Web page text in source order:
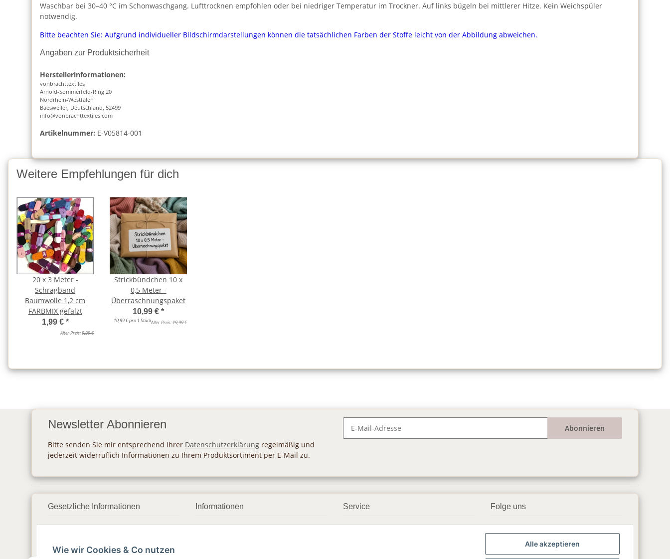
Waschbar bei 30–40 °C im Schonwaschgang. Lufttrocknen empfohlen oder bei niedriger Temperatur im Trockner. Auf links bügeln bei mittlerer Hitze. Kein Weichspüler
notwendig.
Bitte beachten Sie: Aufgrund individueller Bildschirmdarstellungen können die tatsächlichen Farben der Stoffe leicht von der Abbildung abweichen.
Angaben zur Produktsicherheit
Herstellerinformationen:
vonbrachttextiles
Arnold-Sommerfeld-Ring 20
Nordrhein-Westfalen
Baesweiler, Deutschland, 52499
info@vonbrachttextiles.com
Artikelnummer: E-V05814-001
Weitere Empfehlungen für dich
20 x 3 Meter -
Schrägband
Baumwolle 1,2 cm
FARBMIX gefalzt
1,99 € *
Alter Preis:9,99 €
Strickbündchen 10 x
0,5 Meter -
Überraschnungspaket
10,99 €*
10,99 € pro 1 StückAlter Preis:19,99 €
Newsletter Abonnieren
Bitte senden Sie mir entsprechend Ihrer Datenschutzerklärung regelmäßig und
jederzeit widerruflich Informationen zu Ihrem Produktsortiment per E-Mail zu.
Abonnieren
Gesetzliche Informationen
AGB
Informationen Service Folge uns
▶️ YouTube
Wie wir Cookies & Co nutzen
Alle akzeptieren